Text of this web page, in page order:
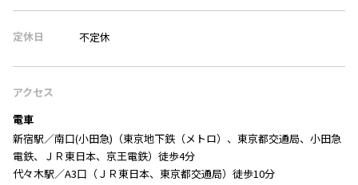
定休日 不定休
アクセス
電車
新宿駅／南口(小田急)（東京地下鉄（メトロ）、東京都交通局、小田急
電鉄、ＪＲ東日本、京王電鉄）徒歩4分
代々木駅／A3口（ＪＲ東日本、東京都交通局）徒歩10分